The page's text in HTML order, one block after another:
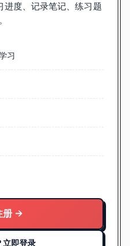
进度、记录笔记、练习题
习
册 →
立即登录